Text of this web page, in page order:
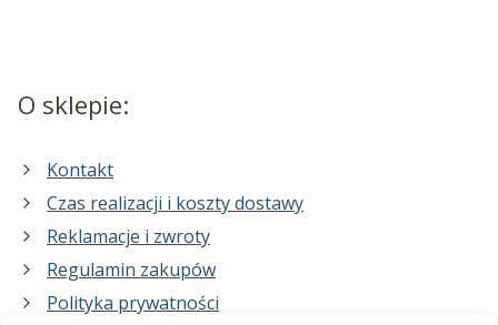
O sklepie:
Kontakt
Czas realizacji i koszty dostawy
Reklamacje i zwroty
Regulamin zakupów
Polityka prywatności